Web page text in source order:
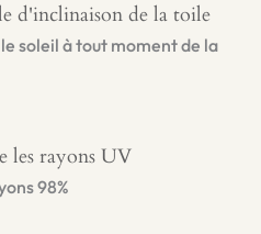
d'inclinaison de la toile
soleil à tout moment de la
les rayons UV
98%